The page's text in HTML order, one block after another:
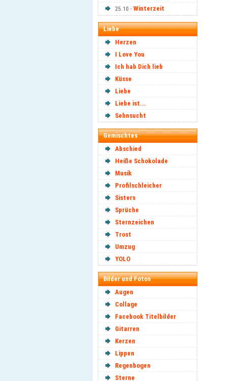
25.10 - Winterzeit
Liebe
Herzen
I Love You
Ich hab Dich lieb
Küsse
Liebe
Liebe ist...
Sehnsucht
Gemischtes
Abschied
Heiße Schokolade
Musik
Profilschleicher
Sisters
Sprüche
Sternzeichen
Trost
Umzug
YOLO
Bilder und Fotos
Augen
Collage
Facebook Titelbilder
Gitarren
Kerzen
Lippen
Regenbogen
Sterne